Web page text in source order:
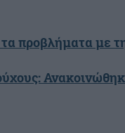
τα προβλήματα με